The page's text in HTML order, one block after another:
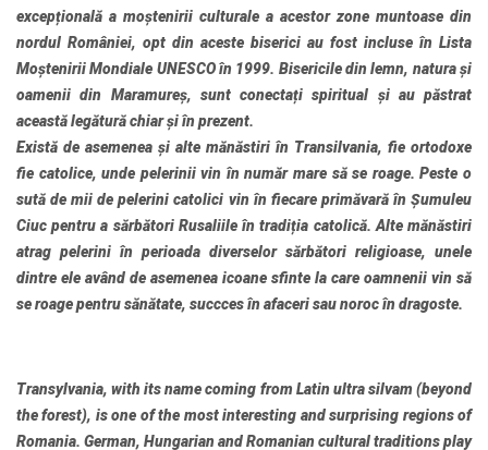
excepțională a moștenirii culturale a acestor zone muntoase din
nordul României, opt din aceste biserici au fost incluse în Lista
Moștenirii Mondiale UNESCOîn 1999. Bisericile din lemn, natura și
oamenii din Maramureș, sunt conectați spiritual și au păstrat
această legătură chiar și în prezent.
Există de asemenea și alte mănăstiri în Transilvania, fie ortodoxe
fie catolice, unde pelerinii vin în număr mare să se roage. Peste o
sută de mii de pelerini catolici vin în fiecare primăvară în Șumuleu
Ciuc pentru a sărbători Rusaliile în tradiția catolică. Alte mănăstiri
atrag pelerini în perioada diverselor sărbători religioase, unele
dintre ele având de asemenea icoane sfinte la care oamnenii vin să
se roage pentru sănătate, succces în afaceri sau noroc în dragoste.
Transylvania, with its name coming from Latin ultra silvam (beyond
the forest), is one of the most interesting and surprising regions of
Romania. German, Hungarian and Romanian cultural traditions play